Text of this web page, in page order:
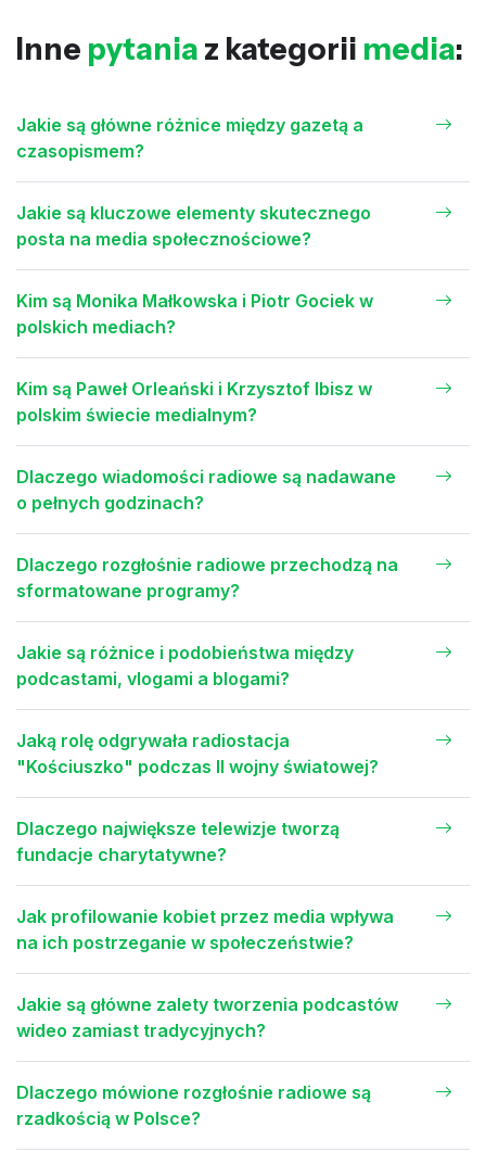
Inne pytania z kategorii media:
Jakie są główne różnice między gazetą a
czasopismem?
Jakie są kluczowe elementy skutecznego
posta na media społecznościowe?
Kim są Monika Małkowska i Piotr Gociek w
polskich mediach?
Kim są Paweł Orleański i Krzysztof Ibisz w
polskim świecie medialnym?
Dlaczego wiadomości radiowe są nadawane
o pełnych godzinach?
Dlaczego rozgłośnie radiowe przechodzą na
sformatowane programy?
Jakie są różnice i podobieństwa między
podcastami, vlogami a blogami?
Jaką rolę odgrywała radiostacja
"Kościuszko" podczas II wojny światowej?
Dlaczego największe telewizje tworzą
fundacje charytatywne?
Jak profilowanie kobiet przez media wpływa
na ich postrzeganie w społeczeństwie?
Jakie są główne zalety tworzenia podcastów
wideo zamiast tradycyjnych?
Dlaczego mówione rozgłośnie radiowe są
rzadkością w Polsce?